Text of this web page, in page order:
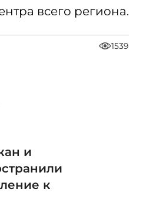
всего региона.
1539
и
к